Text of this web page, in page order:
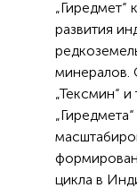
„Гиредмет“
развития
минералов.
„Тексмин“
цикла в